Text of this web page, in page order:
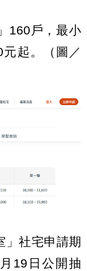
160戶，最小
起。（圖／
」社宅申請期
19日公開抽